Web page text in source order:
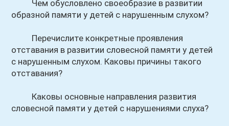
Чем обусловлено своеобразие в развитии
образной памяти у детей с нарушенным слухом?
Перечислите конкретные проявления
отставания в развитии словесной памяти у детей
с нарушенным слухом. Каковы причины такого
отставания?
Каковы основные направления развития
словесной памяти у детей с нарушениями слуха?